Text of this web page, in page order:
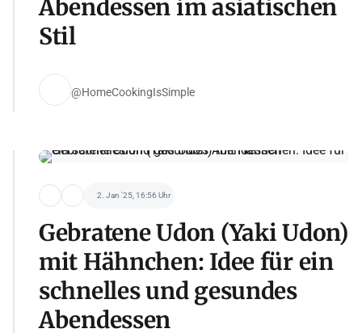
Abendessen im asiatischen
Stil
@HomeCookingIsSimple
2. Jan '25, 16:56 Uhr
Gebratene Udon (Yaki Udon)
mit Hähnchen: Idee für ein
schnelles und gesundes
Abendessen